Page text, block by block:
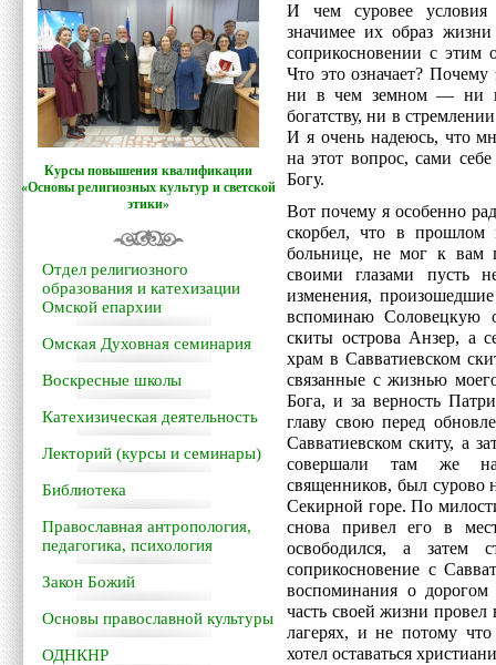
Курсы повышения квалификации
«Основы религиозных культур и светской
этики»
Отдел религиозного
образования и катехизации
Омской епархии
Омская Духовная семинария
Воскресные школы
Катехизическая деятельность
Лекторий (курсы и семинары)
Библиотека
Православная антропология,
педагогика, психология
Закон Божий
Основы православной культуры
ОДНКНР
И чем суровее
значимее их образ
соприкосновении с этим
Что это означает? Почему
ни в чем земном — ни в
богатству, ни в
И я очень надеюсь, что
на этот вопрос, сами
Богу.
Вот почему я особенно
скорбел, что в прошлом
больнице, не мог к вам
своими глазами пусть
изменения,
вспоминаю Соловецкую
скиты острова Анзер, а
храм в Савватиевском
связанные с жизнью
Бога, и за верность
главу свою перед
Савватиевском скиту, а
совершали там же
священников, был сурово
Секирной горе. По
снова привел его в
освободился, а затем
соприкосновение с
воспоминания о дорогом
часть своей жизни
лагерях, и не потому
хотел оставаться